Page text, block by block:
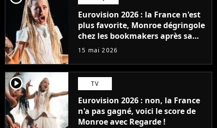
Eurovision 2026 : la France n'est
plus favorite, Monroe dégringole
chez les bookmakers après sa
performance en demi-finale
15 mai 2026
player2 TV
Eurovision 2026 : non, la France
n'a pas gagné, voici le score de
Monroe avec Regarde !